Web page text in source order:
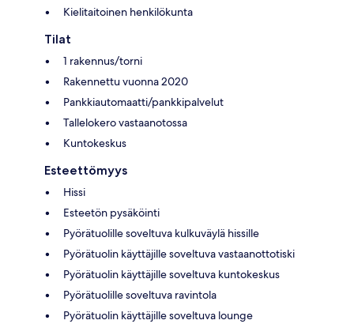
Kielitaitoinen henkilökunta
Tilat
1 rakennus/torni
Rakennettu vuonna 2020
Pankkiautomaatti/pankkipalvelut
Tallelokero vastaanotossa
Kuntokeskus
Esteettömyys
Hissi
Esteetön pysäköinti
Pyörätuolille soveltuva kulkuväylä hissille
Pyörätuolin käyttäjille soveltuva vastaanottotiski
Pyörätuolin käyttäjille soveltuva kuntokeskus
Pyörätuolille soveltuva ravintola
Pyörätuolin käyttäjille soveltuva lounge